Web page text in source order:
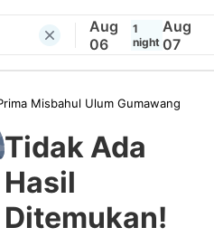
Aug
06
1
night
Aug
07
Misbahul Ulum Gumawang
Tidak Ada
Hasil
Ditemukan!